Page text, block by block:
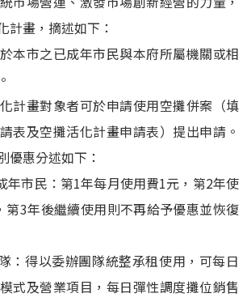
計畫，摘述如下：
於本市之已成年市民與本府所屬機關或相
化計畫對象者可於申請使用空攤併案（填
表及空攤活化計畫申請表）提出申請。
優惠分述如下：
年市民：第1年每月使用費1元，第2年使
第3年後繼續使用則不再給予優惠並恢復
：得以委辦團隊統整承租使用，可每日
式及營業項目，每日彈性調度攤位銷售